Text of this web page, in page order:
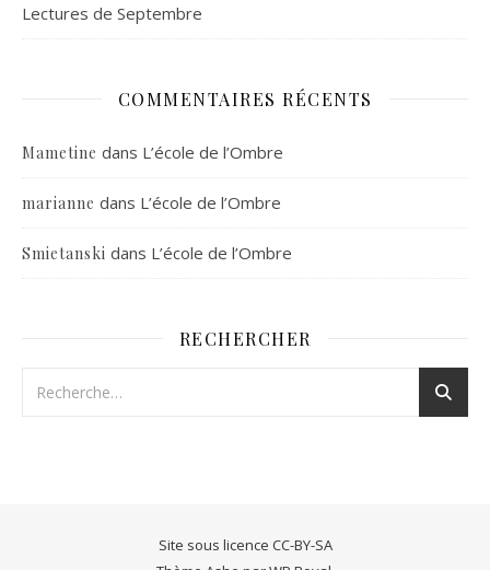
Lectures de Septembre
COMMENTAIRES RÉCENTS
Mametine dans L’école de l’Ombre
marianne dans L’école de l’Ombre
Smietanski dans L’école de l’Ombre
RECHERCHER
Site sous licence CC-BY-SA